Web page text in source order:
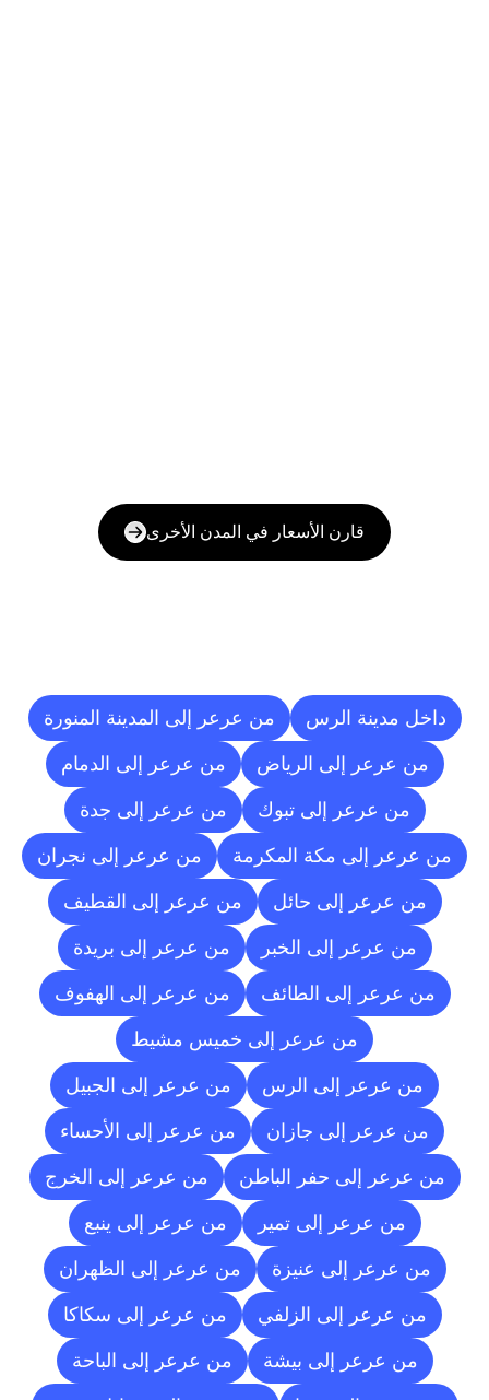
قارن الأسعار في المدن الأخرى
داخل مدينة الرس من عرعر إلى المدينة المنورة
من عرعر إلى الرياض من عرعر إلى الدمام
من عرعر إلى تبوك من عرعر إلى جدة
من عرعر إلى مكة المكرمة من عرعر إلى نجران
من عرعر إلى حائل من عرعر إلى القطيف
من عرعر إلى الخبر من عرعر إلى بريدة
من عرعر إلى الطائف من عرعر إلى الهفوف
من عرعر إلى خميس مشيط
من عرعر إلى الرس من عرعر إلى الجبيل
من عرعر إلى جازان من عرعر إلى الأحساء
من عرعر إلى حفر الباطن من عرعر إلى الخرج
من عرعر إلى تمير من عرعر إلى ينبع
من عرعر إلى عنيزة من عرعر إلى الظهران
من عرعر إلى الزلفي من عرعر إلى سكاكا
من عرعر إلى بيشة من عرعر إلى الباحة